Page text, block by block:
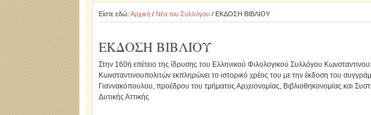
Είστε εδώ: Αρχική/ Νέα του Συλλόγου/ ΕΚΔΟΣΗ ΒΙΒΛΙΟΥ
ΕΚΔΟΣΗ ΒΙΒΛΙΟΥ
Στην 160ή επέτειο της ίδρυσης του Ελληνικού Φιλολογικού Συλλόγου
Κωνσταντινουπολιτών εκπληρώνει το ιστορικό χρέος του με την έκδοση του
Γιαννακόπουλου, προέδρου του τμήματος Αρχειονομίας, Βιβλιοθηκονομίας και
Δυτικής Αττικής